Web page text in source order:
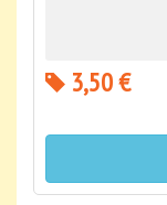
3,50 €